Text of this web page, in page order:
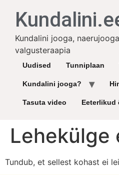
Kundalini jooga,
valgusteraapia
Uudised Tunniplaan
Kundalini jooga?
Tasuta video Eeterlikud
Lehekülge
Tundub, et sellest kohast ei